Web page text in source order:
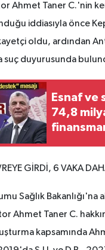
Ahmet Taner C.'nin
iddiasıyla önce
oldu, ardından
suç duyurusunda
Esnaf ve
74,8
GİRDİ, 6 VAKA
Sağlık Bakanlığı'na
Ahmet Taner C.
kapsamında